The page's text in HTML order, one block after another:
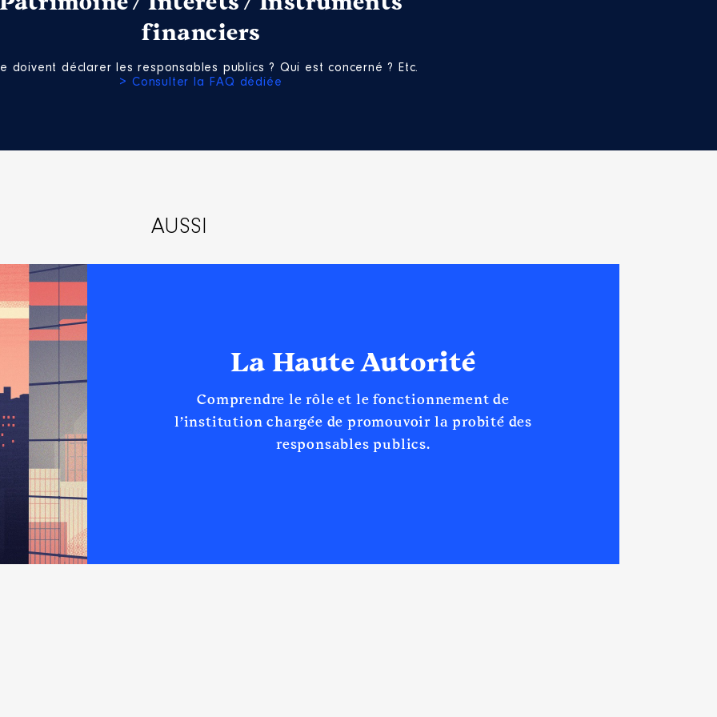
financiers
doivent déclarer les responsables publics ? Qui est concerné ? Etc.
> Consulter la FAQ dédiée
AUSSI
La Haute Autorité
Comprendre le rôle et le fonctionnement de
l’institution chargée de promouvoir la probité des
responsables publics.